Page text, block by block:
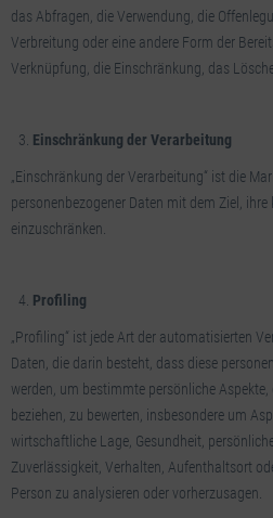
das Abfragen, die Verwendung, die
Verbreitung oder eine andere Form der
Verknüpfung, die Einschränkung, das
Einschränkung der Verarbeitung
„Einschränkung der Verarbeitung“ ist die
personenbezogener Daten mit dem Ziel,
einzuschränken.
Profiling
„Profiling“ ist jede Art der automatisierten
Daten, die darin besteht, dass diese
werden, um bestimmte persönliche
beziehen, zu bewerten, insbesondere um
wirtschaftliche Lage, Gesundheit,
Zuverlässigkeit, Verhalten, Aufenthaltsort
Person zu analysieren oder vorherzusagen.